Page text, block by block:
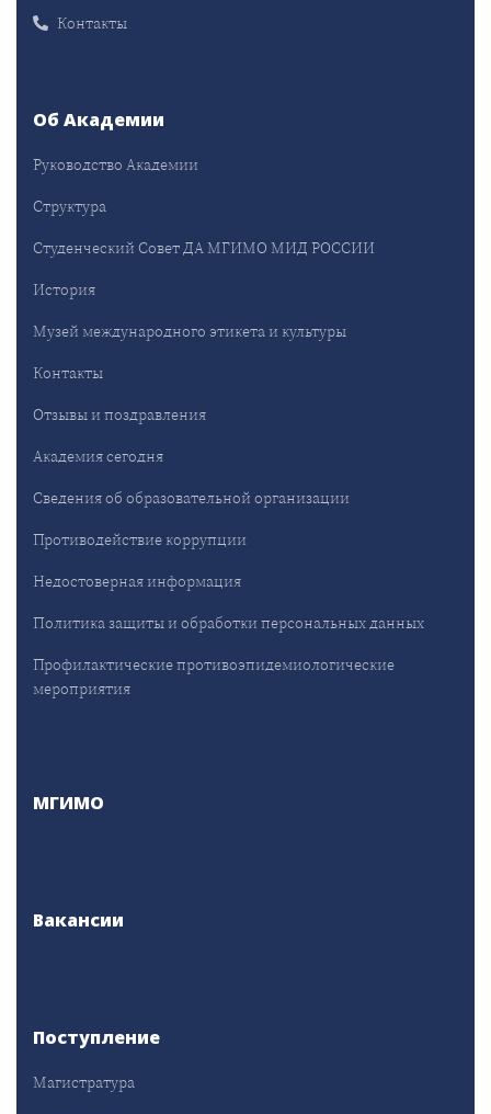
Контакты
Об Академии
Руководство Академии
Структура
Студенческий Совет ДА МГИМО МИД РОССИИ
История
Музей международного этикета и культуры
Контакты
Отзывы и поздравления
Академия сегодня
Сведения об образовательной организации
Противодействие коррупции
Недостоверная информация
Политика защиты и обработки персональных данных
Профилактические противоэпидемиологические
мероприятия
МГИМО
Вакансии
Поступление
Магистратура